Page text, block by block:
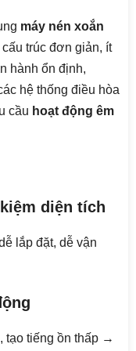
máy nén xoắn
trúc đơn giản, ít
hành ổn định,
hệ thống điều hòa
cầu hoạt động êm
diện tích
lắp đặt, dễ vận
tạo tiếng ồn thấp →